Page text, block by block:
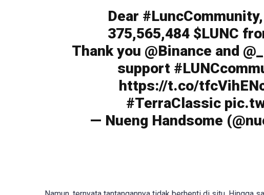
Dear
375,565,484 $LUNC
Thank you @Binance and
support
https://t.co/
#TerraClassic
— Nueng Handsome